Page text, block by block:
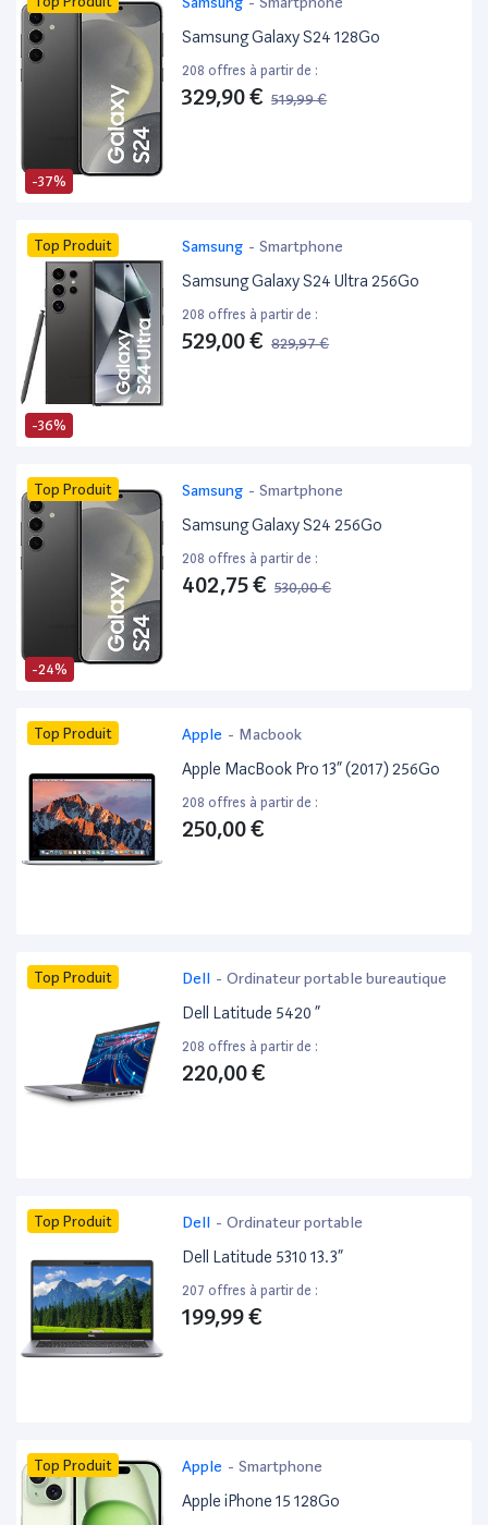
-37%
Samsung Galaxy S24 128Go
208 offres à partir de :
329,90 € 519,99 €
-36%
Top Produit Samsung - Smartphone
Samsung Galaxy S24 Ultra 256Go
208 offres à partir de :
529,00 € 829,97 €
-24%
Top Produit Samsung - Smartphone
Samsung Galaxy S24 256Go
208 offres à partir de :
402,75 € 530,00 €
Top Produit Apple - Macbook
Apple MacBook Pro 13” (2017) 256Go
208 offres à partir de :
250,00 €
Top Produit Dell - Ordinateur portable bureautique
Dell Latitude 5420 ”
208 offres à partir de :
220,00 €
Top Produit Dell - Ordinateur portable
Dell Latitude 5310 13.3”
207 offres à partir de :
199,99 €
Top Produit Apple - Smartphone
Apple iPhone 15 128Go